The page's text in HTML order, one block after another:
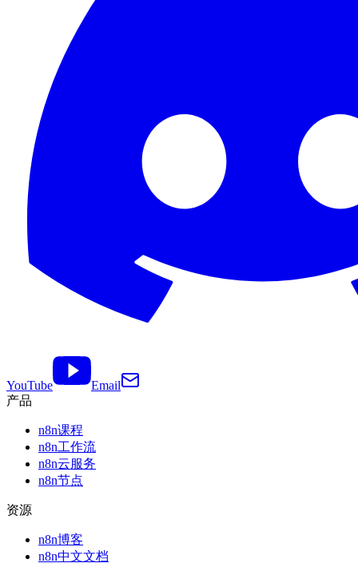
YouTube
Email
产品
n8n课程
n8n工作流
n8n云服务
n8n节点
资源
n8n博客
n8n中文文档